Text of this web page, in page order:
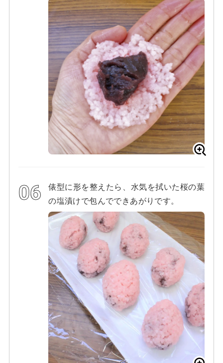
俵型に形を整えたら、水気を拭いた桜の葉
の塩漬けで包んでできあがりです。